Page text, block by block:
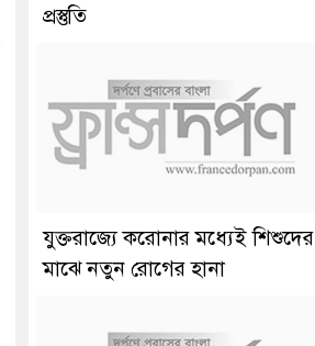
প্রস্তুতি
যুক্তরাজ্যে করোনার মধ্যেই শিশুদের
মাঝে নতুন রোগের হানা